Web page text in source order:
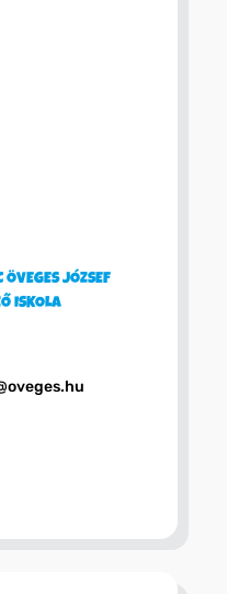
ÖVEGES JÓZSEF
ISKOLA